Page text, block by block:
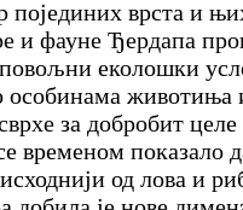
врста и
и фауне Ђердапа
повољни еколошки
особинама животиња
за добробит целе
временом показало
од лова и